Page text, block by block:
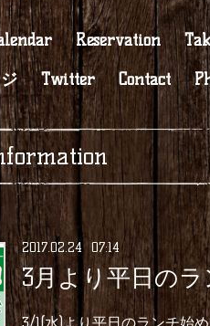
Reservation
Twitter Contact
2017.02.24 07:14
3月より平日の